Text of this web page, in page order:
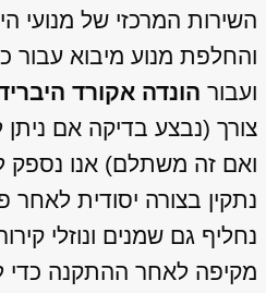
השירות המרכזי של מנועי
והחלפת מנוע מיבוא עבור
ועבור הונדה אקורד
צורך (נבצע בדיקה אם
ואם זה משתלם) אנו נספק
נתקין בצורה יסודית לאחר
נחליף גם שמנים ונוזלי
מקיפה לאחר ההתקנה כדי